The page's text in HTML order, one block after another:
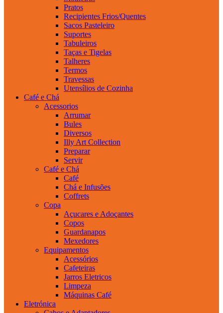
Pratos
Recipientes Frios/Quentes
Sacos Pasteleiro
Suportes
Tabuleiros
Taças e Tigelas
Talheres
Termos
Travessas
Utensílios de Cozinha
Café e Chá
Acessorios
Arrumar
Bules
Diversos
Illy Art Collection
Preparar
Servir
Café e Chá
Café
Chá e Infusões
Coffrets
Copa
Açucares e Adoçantes
Copos
Guardanapos
Mexedores
Equipamentos
Acessórios
Cafeteiras
Jarros Eletricos
Limpeza
Máquinas Café
Eletrónica